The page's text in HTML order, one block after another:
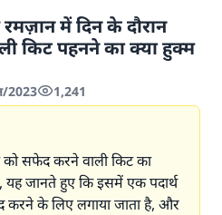
में दिन के दौरान
किट पहनने का क्या हुक्म
2023 1,241
को सफेद करने वाली किट का
जानते हुए कि इसमें एक पदार्थ
करने के लिए लगाया जाता है, और